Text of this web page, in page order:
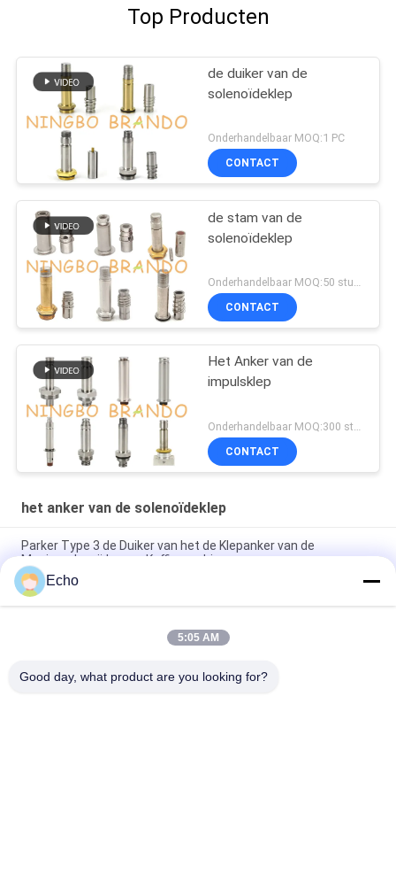
Top Producten
de duiker van de
solenoïdeklep
Onderhandelbaar MOQ:1 PC
CONTACT
de stam van de
solenoïdeklep
Onderhandelbaar MOQ:50 stuks
CONTACT
Het Anker van de
impulsklep
CONTACT
het anker van de solenoïdeklep
Parker Type 3 de Duiker van het de Klepanker van de
Maniersolenoïde voor Koffiemachine
Henny Penny Solenoid Valve Armature 18721 18724 17120
17121 29515 29547
2 van het de Klepanker van de maniersolenoïde de Buis 2V025-
Echo
5:05 AM
Good day, what product are you looking for?